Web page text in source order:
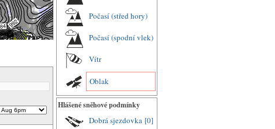
Počasí (střed hory)
Počasí (spodní vlek)
Vítr
Oblak
Hlášené sněhové podmínky
Dobrá sjezdovka [0]